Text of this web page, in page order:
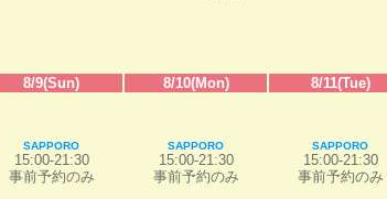
8/9(Sun) 8/10(Mon) 8/11(Tue)
SAPPORO
15:00-21:30
事前予約のみ
SAPPORO
15:00-21:30
事前予約のみ
SAPPORO
15:00-21:30
事前予約のみ